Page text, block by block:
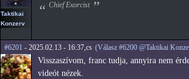
Taktikai
Konzerv
Chief Exorcist
#6201 - 2025.02.13 - 16:37,cs (Válasz #6200 @Taktikai
Visszaszívom, franc tudja, annyira nem
videót nézek.